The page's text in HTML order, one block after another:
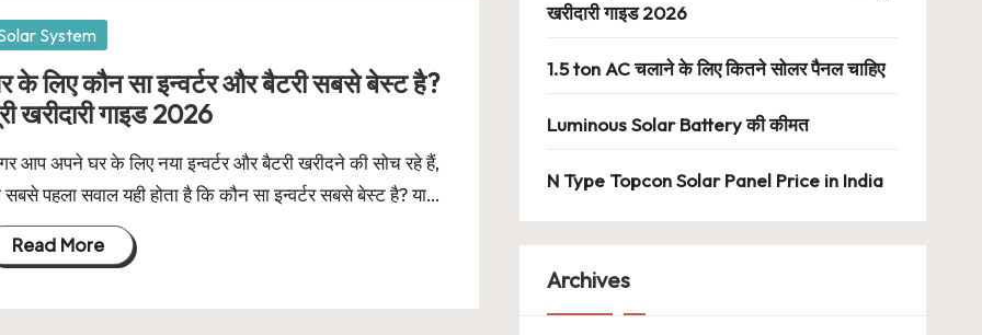
System
के लिए कौन सा इन्वर्टर और बैटरी सबसे बेस्ट है?
खरीदारी गाइड 2026
आप अपने घर के लिए नया इन्वर्टर और बैटरी खरीदने की सोच रहे हैं,
सबसे पहला सवाल यही होता है कि कौन सा इन्वर्टर सबसे बेस्ट है? या…
Read More
खरीदारी गाइड 2026
1.5 ton AC चलाने के लिए कितने सोलर पैनल चाहिए
Luminous Solar Battery की कीमत
N Type Topcon Solar Panel Price in India
Archives